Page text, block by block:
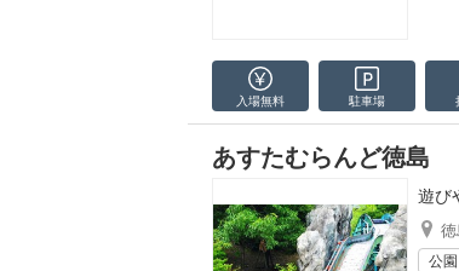
入場無料 駐車場
あすたむらんど徳島
遊び
公園